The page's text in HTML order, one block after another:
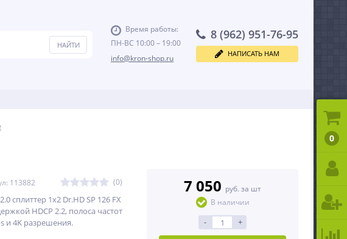
Время работы:
ПН-ВС 10:00 – 19:00
info@kron-shop.ru
8 (962) 951-76-95
НАПИСАТЬ НАМ
113882 (0)
сплиттер 1х2 Dr.HD SP 126 FX
HDCP 2.2, полоса частот
и 4K разрешения.
7 050 руб. за шт
В наличии
- +
0